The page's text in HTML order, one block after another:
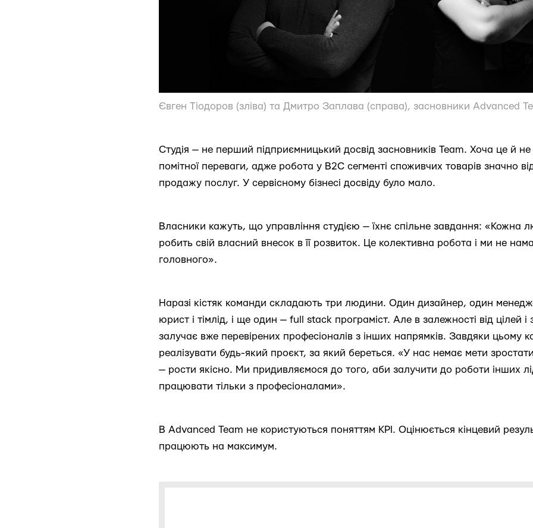
Євген Тіодоров (зліва) та Дмитро Заплава (справа), засновники Advanced
Студія — не перший підприємницький досвід засновників Team. Хоча це й не
помітної переваги, адже робота у B2C сегменті споживчих товарів значно
продажу послуг. У сервісному бізнесі досвіду було мало.
Власники кажуть, що управління студією — їхнє спільне завдання: «Кожна
робить свій власний внесок в її розвиток. Це колективна робота і ми не
головного».
Наразі кістяк команди складають три людини. Один дизайнер, один
юрист і тімлід, і ще один — full stack програміст. Але в залежності від цілей і
залучає вже перевірених професіоналів з інших напрямків. Завдяки цьому
реалізувати будь-який проєкт, за який береться. «У нас немає мети
— рости якісно. Ми придивляємося до того, аби залучити до роботи інших
працювати тільки з професіоналами».
В Advanced Team не користуються поняттям KPI. Оцінюється кінцевий
працюють на максимум.